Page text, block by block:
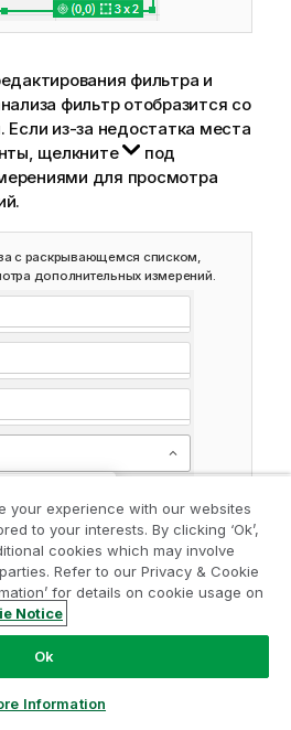
фильтра и
фильтр отобразится со
из-за недостатка места
щелкните
под
для просмотра
с раскрывающемся списком,
дополнительных измерений.
режим
фильтр развернут, он
your experience with our websites
to your interests. By clicking ‘Ok’,
cookies which may involve
Refer to our Privacy & Cookie
for details on cookie usage on
Notice
Ok
Information